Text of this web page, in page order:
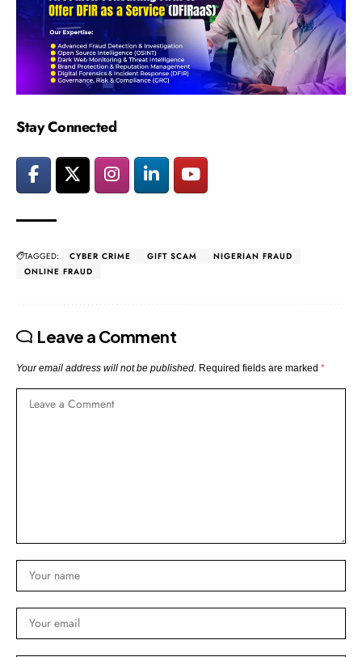
Stay Connected
TAGGED: CYBER CRIME GIFT SCAM
NIGERIAN FRAUD
ONLINE FRAUD
Leave a Comment
Your email address will not be published. Required fields are marked *